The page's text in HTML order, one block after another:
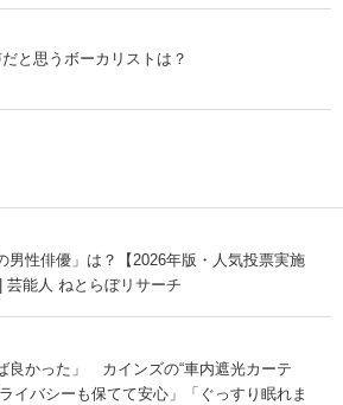
と思うボーカリストは？
男性俳優」は？【2026年版・人気投票実施
芸能人 ねとらぼリサーチ
良かった」 カインズの“車内遮光カーテ
イバシーも保てて安心」「ぐっすり眠れま